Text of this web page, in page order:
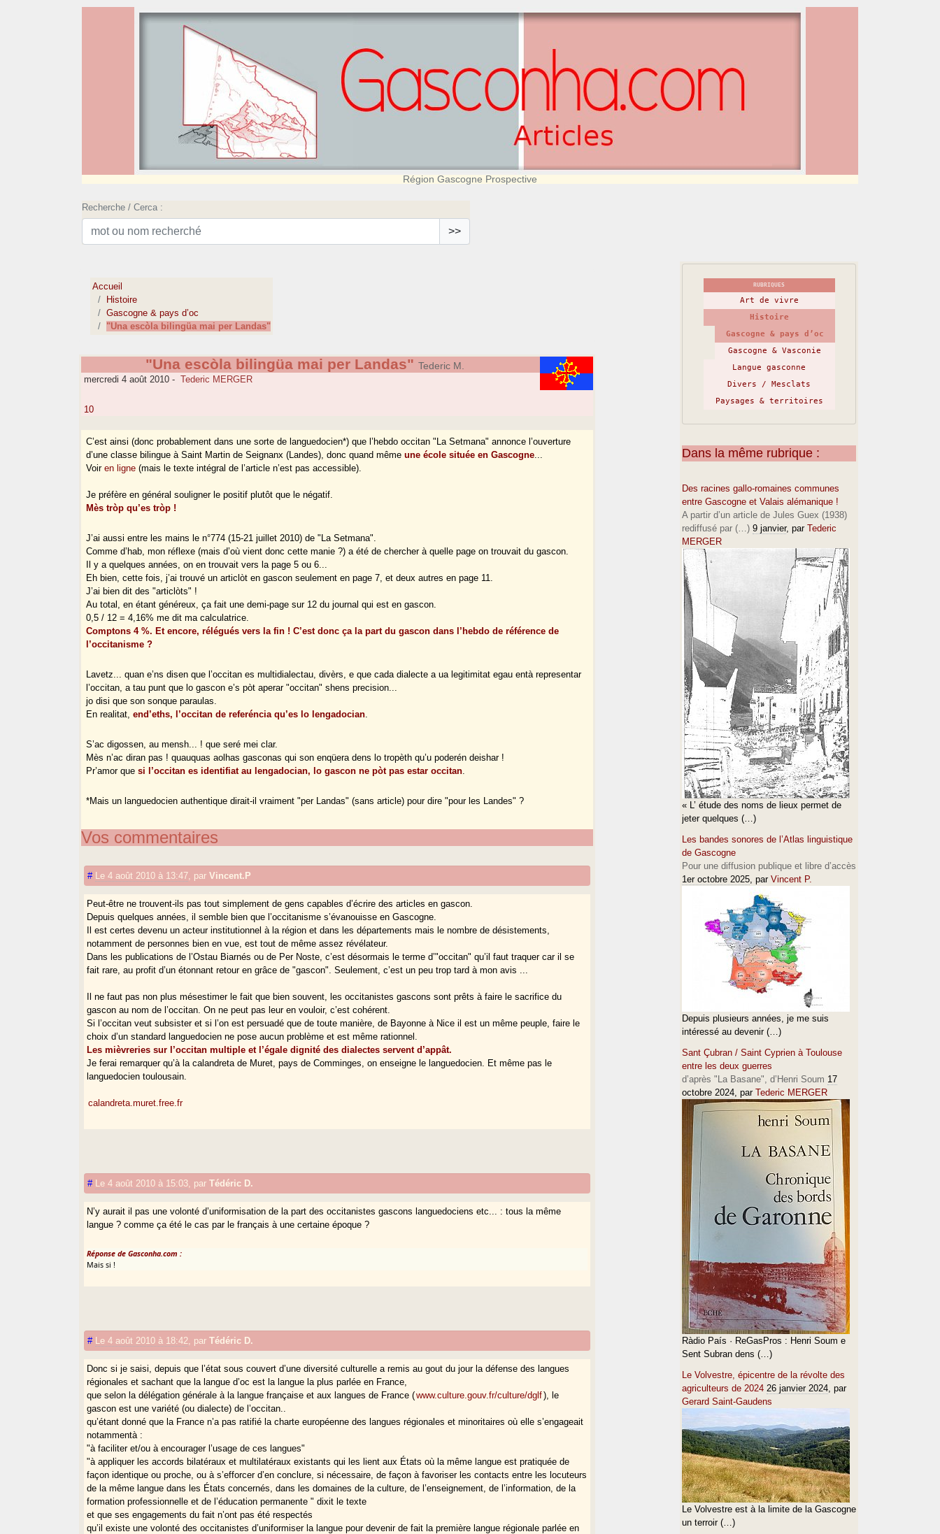
Région Gascogne Prospective
Recherche / Cerca :
>>
Accueil
Histoire
Gascogne & pays d’oc
"Una escòla bilingüa mai per Landas"
"Una escòla bilingüa mai per Landas" Tederic M.
mercredi 4 août 2010 - Tederic MERGER
10
C’est ainsi (donc probablement dans une sorte de languedocien*) que l’hebdo occitan "La Setmana" annonce l’ouverture
d’une classe bilingue à Saint Martin de Seignanx (Landes), donc quand mêmeune école située en Gascogne...
Voiren ligne (mais le texte intégral de l’article n’est pas accessible).
Je préfère en général souligner le positif plutôt que le négatif.
Mès tròp qu’es tròp !
J’ai aussi entre les mains le n°774 (15-21 juillet 2010) de "La Setmana".
Comme d’hab, mon réflexe (mais d’où vient donc cette manie ?) a été de chercher à quelle page on trouvait du gascon.
Il y a quelques années, on en trouvait vers la page 5 ou 6...
Eh bien, cette fois, j’ai trouvé un articlòt en gascon seulement en page 7, et deux autres en page 11.
J’ai bien dit des "articlòts" !
Au total, en étant généreux, ça fait une demi-page sur 12 du journal qui est en gascon.
0,5 / 12 = 4,16% me dit ma calculatrice.
Comptons 4 %. Et encore, rélégués vers la fin ! C’est donc ça la part du gascon dans l’hebdo de référence de
l’occitanisme ?
Lavetz... quan e’ns disen que l’occitan es multidialectau, divèrs, e que cada dialecte a ua legitimitat egau entà representar
l’occitan, a tau punt que lo gascon e’s pòt aperar "occitan" shens precision...
jo disi que son sonque paraulas.
En realitat,end’eths, l’occitan de referéncia qu’es lo lengadocian.
S’ac digossen, au mensh... ! que seré mei clar.
Mès n’ac diran pas ! quauquas aolhas gasconas qui son enqüera dens lo tropèth qu’u poderén deishar !
Pr’amor quesi l’occitan es identifiat au lengadocian, lo gascon ne pòt pas estar occitan.
*Mais un languedocien authentique dirait-il vraiment "per Landas" (sans article) pour dire "pour les Landes" ?
Vos commentaires
# Le 4 août 2010 à 13:47 parVincent.P
Peut-être ne trouvent-ils pas tout simplement de gens capables d’écrire des articles en gascon.
Depuis quelques années, il semble bien que l’occitanisme s’évanouisse en Gascogne.
Il est certes devenu un acteur institutionnel à la région et dans les départements mais le nombre de désistements,
notamment de personnes bien en vue, est tout de même assez révélateur.
Dans les publications de l’Ostau Biarnés ou de Per Noste, c’est désormais le terme d’"occitan" qu’il faut traquer car il se
fait rare, au profit d’un étonnant retour en grâce de "gascon". Seulement, c’est un peu trop tard à mon avis ...
Il ne faut pas non plus mésestimer le fait que bien souvent, les occitanistes gascons sont prêts à faire le sacrifice du
gascon au nom de l’occitan. On ne peut pas leur en vouloir, c’est cohérent.
Si l’occitan veut subsister et si l’on est persuadé que de toute manière, de Bayonne à Nice il est un même peuple, faire le
choix d’un standard languedocien ne pose aucun problème et est même rationnel.
Les mièvreries sur l’occitan multiple et l’égale dignité des dialectes servent d’appât.
Je ferai remarquer qu’à la calandreta de Muret, pays de Comminges, on enseigne le languedocien. Et même pas le
languedocien toulousain.
calandreta.muret.free.fr
# Le 4 août 2010 à 15:03 parTédéric D.
N’y aurait il pas une volonté d’uniformisation de la part des occitanistes gascons languedociens etc... : tous la même
langue ? comme ça été le cas par le français à une certaine époque ?
Réponse de Gasconha.com :
Mais si !
# Le 4 août 2010 à 18:42 parTédéric D.
Donc si je saisi, depuis que l’état sous couvert d’une diversité culturelle a remis au gout du jour la défense des langues
régionales et sachant que la langue d’oc est la langue la plus parlée en France,
que selon la délégation générale à la langue française et aux langues de France (www.culture.gouv.fr/culture/dglf), le
gascon est une variété (ou dialecte) de l’occitan..
qu’étant donné que la France n’a pas ratifié la charte européenne des langues régionales et minoritaires où elle s’engageait
notammentà :
"à faciliter et/ou à encourager l’usage de ces langues"
"à appliquer les accords bilatéraux et multilatéraux existants qui les lient aux États où la même langue est pratiquée de
façon identique ou proche, ou à s’efforcer d’en conclure, si nécessaire, de façon à favoriser les contacts entre les locuteurs
de la même langue dans les États concernés, dans les domaines de la culture, de l’enseignement, de l’information, de la
formation professionnelle et de l’éducation permanente " dixit le texte
et que ses engagements du fait n’ont pas été respectés
qu’il existe une volonté des occitanistes d’uniformiser la langue pour devenir de fait la première langue régionale parlée en
RUBRIQUES
Art de vivre
Histoire
Gascogne & pays d’oc
Gascogne & Vasconie
Langue gasconne
Divers / Mesclats
Paysages & territoires
Dans la même rubrique :
Des racines gallo-romaines communes
entre Gascogne et Valais alémanique !
A partir d’un article de Jules Guex (1938)
rediffusé par (…) 9 janvier, par Tederic
MERGER
« L’ étude des noms de lieux permet de
jeter quelques (…)
Les bandes sonores de l’Atlas linguistique
de Gascogne
Pour une diffusion publique et libre d’accès
1er octobre 2025, par Vincent P.
Depuis plusieurs années, je me suis
intéressé au devenir (…)
Sant Çubran / Saint Cyprien à Toulouse
entre les deux guerres
d’après "La Basane", d’Henri Soum 17
octobre 2024, par Tederic MERGER
Ràdio País · ReGasPros : Henri Soum e
Sent Subran dens (…)
Le Volvestre, épicentre de la révolte des
agriculteurs de 2024 26 janvier 2024, par
Gerard Saint-Gaudens
Le Volvestre est à la limite de la Gascogne
un terroir (…)